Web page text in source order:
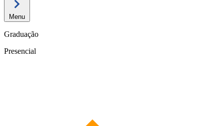
Menu
Graduação
Presencial